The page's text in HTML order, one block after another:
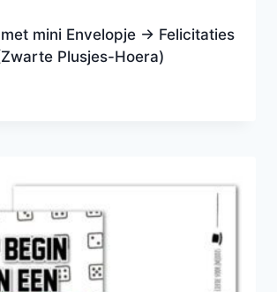
mini Envelopje -> Felicitaties
Plusjes-Hoera)